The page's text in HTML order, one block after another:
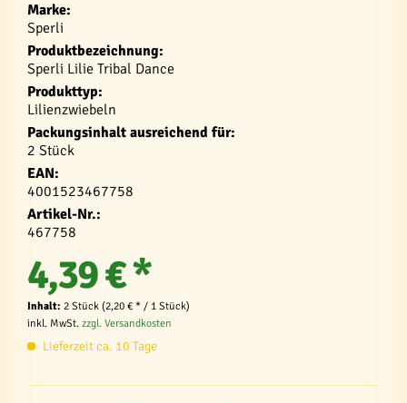
Marke:
Sperli
Produktbezeichnung:
Sperli Lilie Tribal Dance
Produkttyp:
Lilienzwiebeln
Packungsinhalt ausreichend für:
2 Stück
EAN:
4001523467758
Artikel-Nr.:
467758
4,39 € *
Inhalt: 2 Stück (2,20 € * / 1 Stück)
inkl. MwSt. zzgl. Versandkosten
Lieferzeit ca. 10 Tage